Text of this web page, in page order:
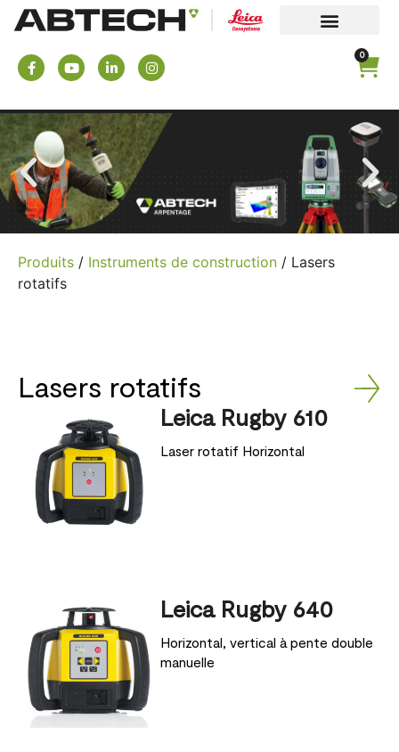
0
Produits / Instruments de construction / Lasers
rotatifs
Lasers rotatifs
Leica Rugby 610
Laser rotatif Horizontal
Leica Rugby 640
Horizontal, vertical à pente double
manuelle